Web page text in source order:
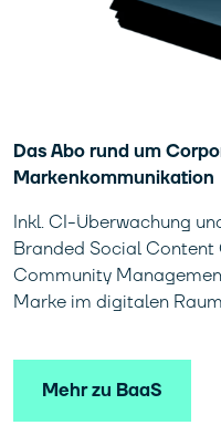
Das Abo rund um
Markenkommunikation
Inkl. CI-Überwachung
Branded Social
Community
Marke im digitalen
Mehr zu BaaS